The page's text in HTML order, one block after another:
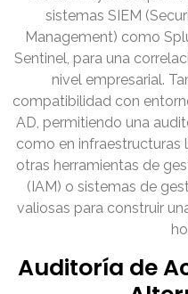
sistemas SIEM
Management) como
Sentinel, para una
nivel empresarial.
compatibilidad con
AD, permitiendo una
como en infraestructuras
otras herramientas de
(IAM) o sistemas de
valiosas para construir
Auditoría de